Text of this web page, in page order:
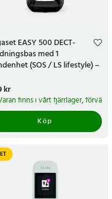
inom 5-7 arbetsdagar
EASY 500 DECT-
med 1
(SOS / LS lifestyle) –
:909 kr
kr
finns i vårt fjärrlager,
Köp